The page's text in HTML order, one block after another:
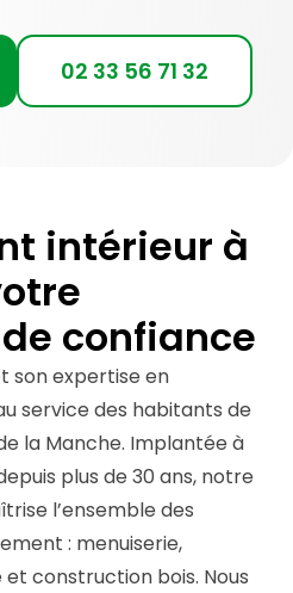
02 33 56 71 32
intérieur à
confiance
son expertise en
service des habitants de
la Manche. Implantée à
plus de 30 ans, notre
l’ensemble des
: menuiserie,
construction bois. Nous